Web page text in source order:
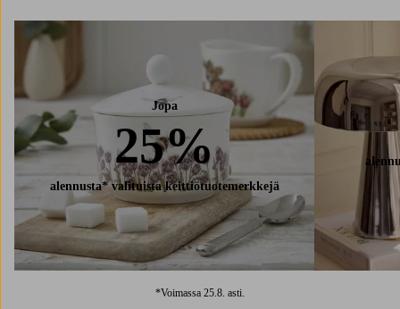
Jopa
25%
alennusta* valituista keittiötuotemerkkejä
Katso tuotteet
*Voimassa 25.8. asti.